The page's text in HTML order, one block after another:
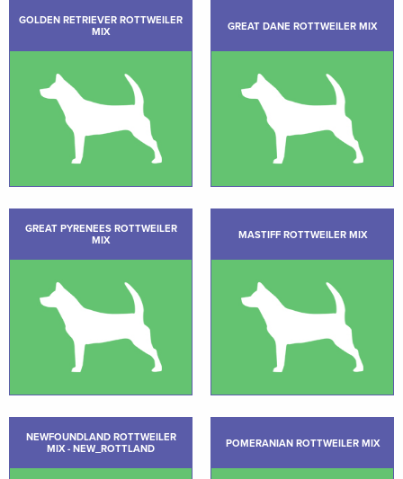
GOLDEN RETRIEVER ROTTWEILER
MIX
GREAT DANE ROTTWEILER MIX
GREAT PYRENEES ROTTWEILER
MIX
MASTIFF ROTTWEILER MIX
NEWFOUNDLAND ROTTWEILER
MIX - NEW_ROTTLAND
POMERANIAN ROTTWEILER MIX